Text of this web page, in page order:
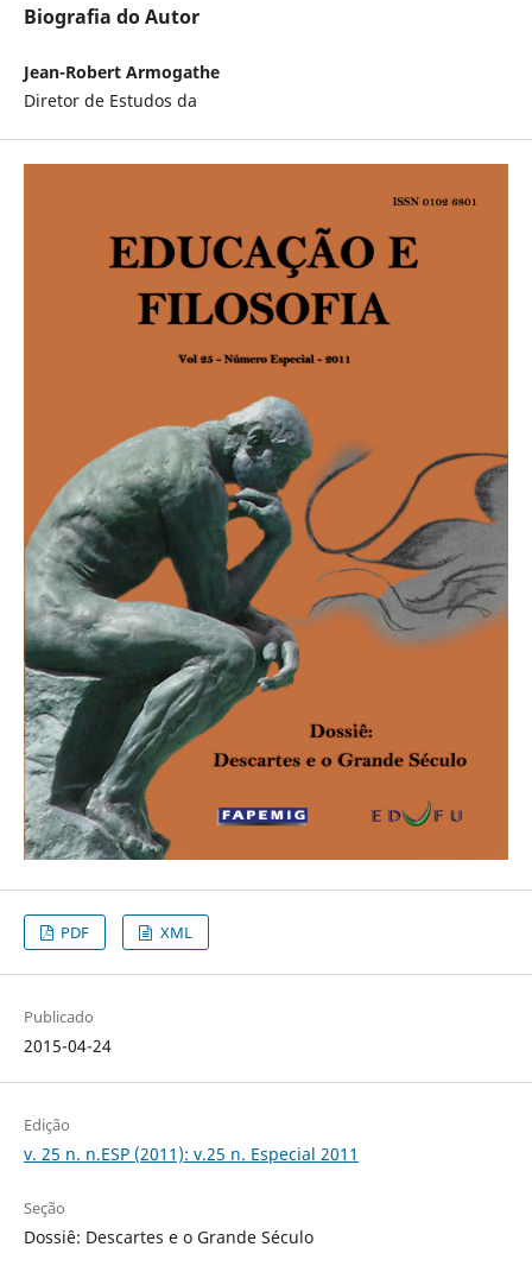
Biografia do Autor
Jean-Robert Armogathe
Diretor de Estudos da
PDF XML
Publicado
2015-04-24
Edição
v. 25 n. n.ESP (2011): v.25 n. Especial 2011
Seção
Dossiê: Descartes e o Grande Século